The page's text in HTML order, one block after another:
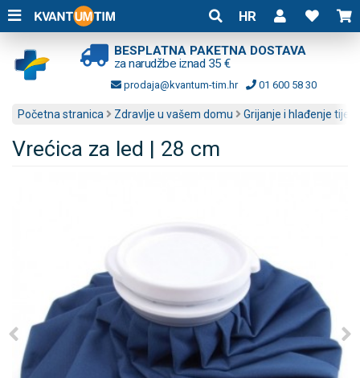
HR
BESPLATNA PAKETNA DOSTAVA
za narudžbe iznad 35 €
prodaja@kvantum-tim.hr 01 600 58 30
Početna stranica Zdravlje u vašem domu Grijanje i hlađenje tijela
Vrećica za led | 28 cm